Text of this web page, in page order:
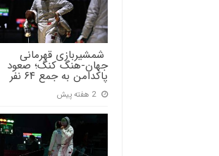
‍ شمشیربازی قهرمانی
جهان-هنگ کنگ؛ صعود
پاکدامن به جمع ۶۴ نفر
2 هفته پیش